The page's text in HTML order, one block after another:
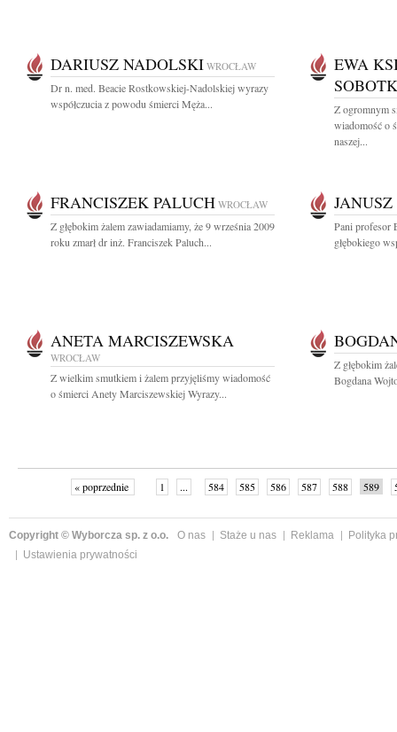
DARIUSZ NADOLSKI WROCŁAW
Dr n. med. Beacie Rostkowskiej-Nadolskiej wyrazy
współczucia z powodu śmierci Męża...
EWA
Z ogromnym
wiadomość o
naszej...
FRANCISZEK PALUCH WROCŁAW
Z głębokim żalem zawiadamiamy, że 9 września 2009
roku zmarł dr inż. Franciszek Paluch...
Pani profesor
głębokiego
ANETA MARCISZEWSKA
WROCŁAW
Z wielkim smutkiem i żalem przyjęliśmy wiadomość
o śmierci Anety Marciszewskiej Wyrazy...
Z głębokim
Bogdana
« poprzednie 1 ... 584 585 586 587 588 589
Copyright © Wyborcza sp. z o.o. O nas Staże u nas Reklama
Polityka
Ustawienia prywatności